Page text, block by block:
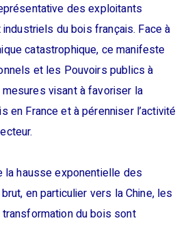
des exploitants
du bois français. Face à
catastrophique, ce manifeste
et les Pouvoirs publics à
visant à favoriser la
en France et à pérenniser l’activité
la hausse exponentielle des
en particulier vers la Chine, les
du bois sont